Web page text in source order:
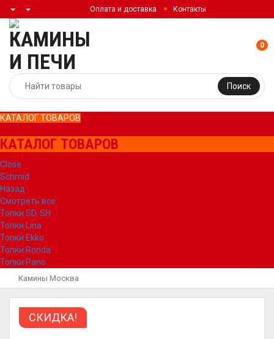
Оплата и доставка Контакты
Поиск
0
КАТАЛОГ ТОВАРОВ
КАТАЛОГ ТОВАРОВ
Close
Schmid
Назад
Смотреть все
Топки SD, SH
Топки Lina
Топки Ekko
Топки Ronda
Топки Pano
Камины Москва
СКИДКА!